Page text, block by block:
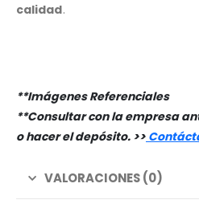
calidad.
**Imágenes Referenciales
**Consultar con la empresa
o hacer el depósito. >>
VALORACIONES (0)